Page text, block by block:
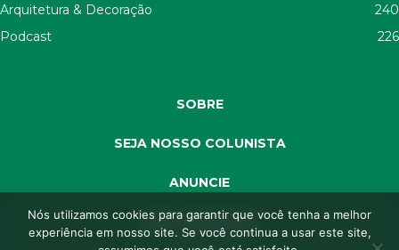
Arquitetura & Decoração
240
Podcast
226
SOBRE
SEJA NOSSO COLUNISTA
ANUNCIE
SEJA APOIADOR
Nós utilizamos cookies para garantir que você tenha a melhor
experiência em nosso site. Se você continua a usar este site,